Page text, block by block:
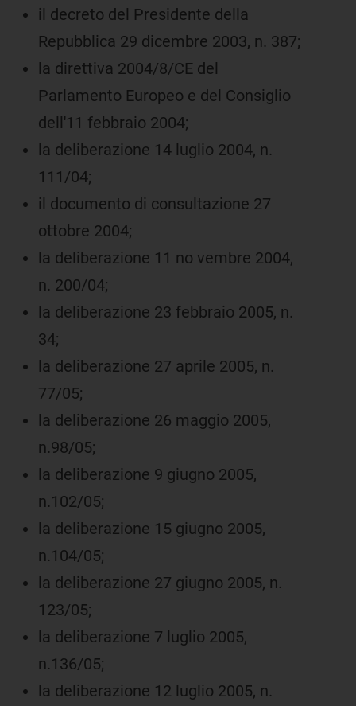
il decreto del Presidente della
Repubblica 29 dicembre 2003, n. 387;
la direttiva 2004/8/CE del
Parlamento Europeo e del Consiglio
dell'11 febbraio 2004;
la deliberazione 14 luglio 2004, n.
111/04;
il documento di consultazione 27
ottobre 2004;
la deliberazione 11 no vembre 2004,
n. 200/04;
la deliberazione 23 febbraio 2005, n.
34;
la deliberazione 27 aprile 2005, n.
77/05;
la deliberazione 26 maggio 2005,
n.98/05;
la deliberazione 9 giugno 2005,
n.102/05;
la deliberazione 15 giugno 2005,
n.104/05;
la deliberazione 27 giugno 2005, n.
123/05;
la deliberazione 7 luglio 2005,
n.136/05;
la deliberazione 12 luglio 2005, n.